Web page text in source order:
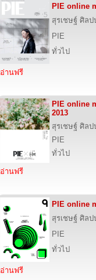
PIE online
สุรเชษฐ์ ศิลป
PIE
ทั่วไป
อ่านฟรี
PIE online
2013
สุรเชษฐ์ ศิลป
PIE
ทั่วไป
อ่านฟรี
PIE online
สุรเชษฐ์ ศิลป
PIE
ทั่วไป
อ่านฟรี